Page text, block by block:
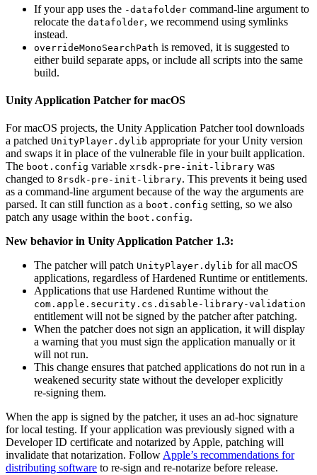
If your app uses the -datafolder command-line argument to
relocate the datafolder, we recommend using symlinks
instead.
overrideMonoSearchPath is removed, it is suggested to
either build separate apps, or include all scripts into the same
build.
Unity Application Patcher for macOS
For macOS projects, the Unity Application Patcher tool downloads
a patched UnityPlayer.dylib appropriate for your Unity version
and swaps it in place of the vulnerable file in your built application.
The boot.config variable xrsdk-pre-init-library was
changed to 8rsdk-pre-init-library. This prevents it being used
as a command-line argument because of the way the arguments are
parsed. It can still function as a boot.config setting, so we also
patch any usage within the boot.config.
New behavior in Unity Application Patcher 1.3:
The patcher will patch UnityPlayer.dylib for all macOS
applications, regardless of Hardened Runtime or entitlements.
Applications that use Hardened Runtime without the
com.apple.security.cs.disable-library-validation
entitlement will not be signed by the patcher after patching.
When the patcher does not sign an application, it will display
a warning that you must sign the application manually or it
will not run.
This change ensures that patched applications do not run in a
weakened security state without the developer explicitly
re‑signing them.
When the app is signed by the patcher, it uses an ad‑hoc signature
for local testing. If your application was previously signed with a
Developer ID certificate and notarized by Apple, patching will
invalidate that notarization. Follow Apple’s recommendations for
distributing software to re‑sign and re‑notarize before release.